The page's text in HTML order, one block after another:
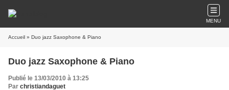
MENU
Accueil » Duo jazz Saxophone & Piano
Duo jazz Saxophone & Piano
Publié le 13/03/2010 à 13:25
Par christiandaguet